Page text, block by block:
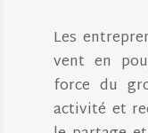
Les
vent en
force du
activité et